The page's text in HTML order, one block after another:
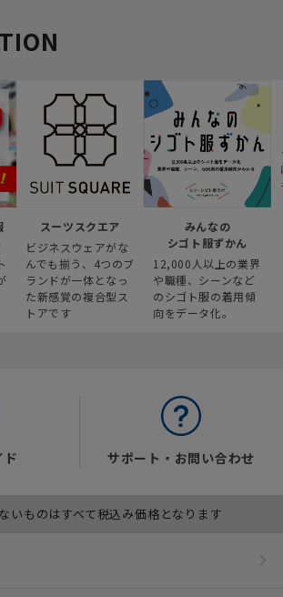
スーツスクエア
ビジネスウェアがな
んでも揃う、4つのブ
ランドが一体となっ
た新感覚の複合型ス
トアです
みんなの
シゴト服ずかん
12,000人以上の業界
や職種、シーンなど
のシゴト服の着用傾
向をデータ化。
ド サポート・お問い合わせ
いものはすべて税込み価格となります